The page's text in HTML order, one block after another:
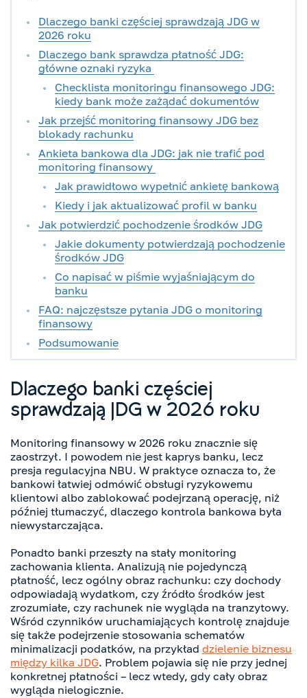
Dlaczego banki częściej sprawdzają JDG w
2026 roku
Dlaczego bank sprawdza płatność JDG:
główne oznaki ryzyka
Checklista monitoringu finansowego JDG:
kiedy bank może zażądać dokumentów
Jak przejść monitoring finansowy JDG bez
blokady rachunku
Ankieta bankowa dla JDG: jak nie trafić pod
monitoring finansowy
Jak prawidłowo wypełnić ankietę bankową
Kiedy i jak aktualizować profil w banku
Jak potwierdzić pochodzenie środków JDG
Jakie dokumenty potwierdzają pochodzenie
środków JDG
Co napisać w piśmie wyjaśniającym do
banku
FAQ: najczęstsze pytania JDG o monitoring
finansowy
Podsumowanie
Dlaczego banki częściej
sprawdzają JDG w 2026 roku
Monitoring finansowy w 2026 roku znacznie się
zaostrzył. I powodem nie jest kaprys banku, lecz
presja regulacyjna NBU. W praktyce oznacza to, że
bankowi łatwiej odmówić obsługi ryzykowemu
klientowi albo zablokować podejrzaną operację, niż
później tłumaczyć, dlaczego kontrola bankowa była
niewystarczająca.
Ponadto banki przeszły na stały monitoring
zachowania klienta. Analizują nie pojedynczą
płatność, lecz ogólny obraz rachunku: czy dochody
odpowiadają wydatkom, czy źródło środków jest
zrozumiałe, czy rachunek nie wygląda na tranzytowy.
Wśród czynników uruchamiających kontrolę znajduje
się także podejrzenie stosowania schematów
minimalizacji podatków, na przykład dzielenie biznesu
między kilka JDG. Problem pojawia się nie przy jednej
konkretnej płatności – lecz wtedy, gdy cały obraz
wygląda nielogicznie.